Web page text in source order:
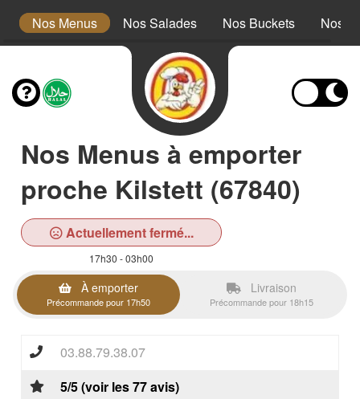
Nos Menus Nos Salades Nos Buckets Nos
Nos Menus à emporter
proche Kilstett (67840)
Actuellement fermé...
17h30 - 03h00
À emporter
Précommande pour 17h50
Livraison
Précommande pour 18h15
03.88.79.38.07
5/5 (voir les 77 avis)